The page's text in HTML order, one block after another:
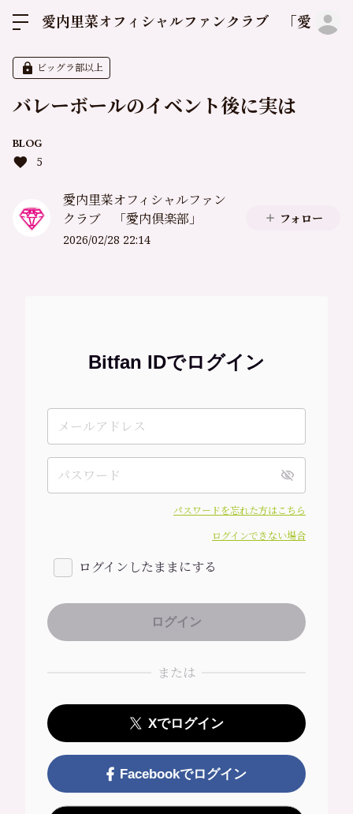
愛内里菜オフィシャルファンクラブ 「愛内倶
ビッグラ部以上
バレーボールのイベント後に実は
BLOG
5
愛内里菜オフィシャルファン
クラブ 「愛内倶楽部」
2026/02/28 22:14
フォロー
Bitfan IDでログイン
パスワードを忘れた方はこちら
ログインできない場合
ログインしたままにする
または
Xでログイン
Facebookでログイン